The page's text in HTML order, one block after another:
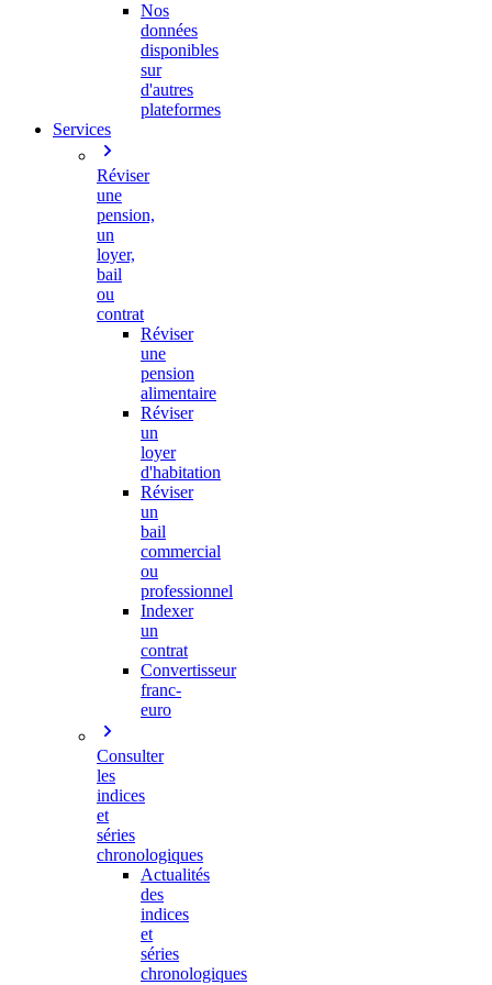
Nos
données
disponibles
sur
d'autres
plateformes
Services
Réviser
une
pension,
un
loyer,
bail
ou
contrat
Réviser
une
pension
alimentaire
Réviser
un
loyer
d'habitation
Réviser
un
bail
commercial
ou
professionnel
Indexer
un
contrat
Convertisseur
franc-
euro
Consulter
les
indices
et
séries
chronologiques
Actualités
des
indices
et
séries
chronologiques